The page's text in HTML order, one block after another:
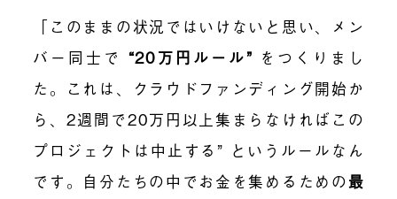
「このままの状況ではいけないと思い、メン
バー同士で “20万円ルール” をつくりまし
た。これは、クラウドファンディング開始か
ら、2週間で20万円以上集まらなければこの
プロジェクトは中止する” というルールなん
です。自分たちの中でお金を集めるための最